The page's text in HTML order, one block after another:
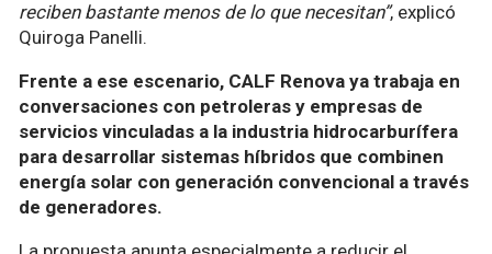
reciben bastante menos de lo que necesitan”, explicó
Quiroga Panelli.
Frente a ese escenario, CALF Renova ya trabaja en
conversaciones con petroleras y empresas de
servicios vinculadas a la industria hidrocarburífera
para desarrollar sistemas híbridos que combinen
energía solar con generación convencional a través
de generadores.